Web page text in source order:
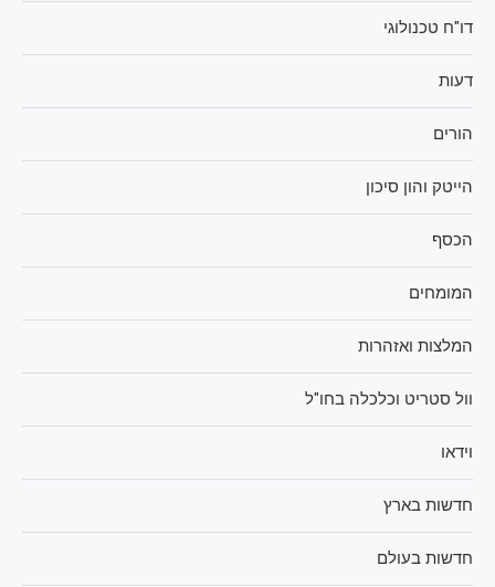
דו"ח טכנולוגי
דעות
הורים
הייטק והון סיכון
הכסף
המומחים
המלצות ואזהרות
וול סטריט וכלכלה בחו"ל
וידאו
חדשות בארץ
חדשות בעולם